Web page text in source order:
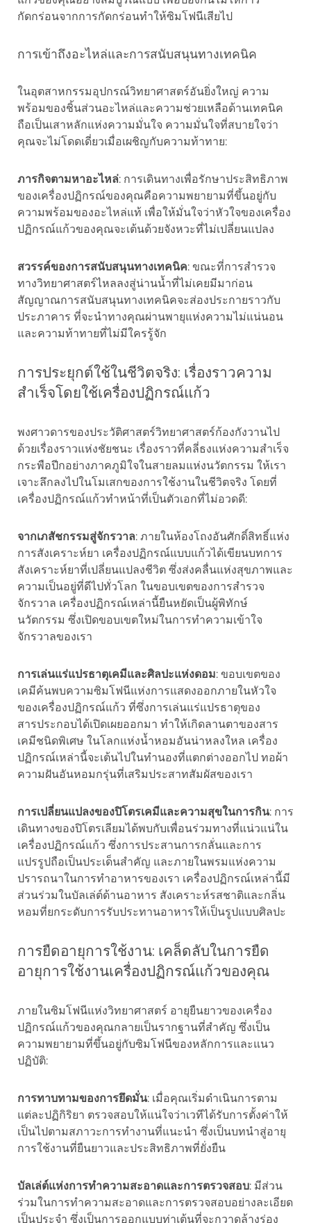
กัดกร่อนจากการกัดกร่อนทำให้ซิมโฟนีเสียไป
การเข้าถึงอะไหล่และการสนับสนุนทางเทคนิค
ในอุตสาหกรรมอุปกรณ์วิทยาศาสตร์อันยิ่งใหญ่ ความ
พร้อมของชิ้นส่วนอะไหล่และความช่วยเหลือด้านเทคนิค
ถือเป็นเสาหลักแห่งความมั่นใจ ความมั่นใจที่สบายใจว่า
คุณจะไม่โดดเดี่ยวเมื่อเผชิญกับความท้าทาย:
ภารกิจตามหาอะไหล่: การเดินทางเพื่อรักษาประสิทธิภาพ
ของเครื่องปฏิกรณ์ของคุณคือความพยายามที่ขึ้นอยู่กับ
ความพร้อมของอะไหล่แท้ เพื่อให้มั่นใจว่าหัวใจของเครื่อง
ปฏิกรณ์แก้วของคุณจะเต้นด้วยจังหวะที่ไม่เปลี่ยนแปลง
สวรรค์ของการสนับสนุนทางเทคนิค: ขณะที่การสำรวจ
ทางวิทยาศาสตร์ไหลลงสู่น่านน้ำที่ไม่เคยมีมาก่อน
สัญญาณการสนับสนุนทางเทคนิคจะส่องประกายราวกับ
ประภาคาร ที่จะนำทางคุณผ่านพายุแห่งความไม่แน่นอน
และความท้าทายที่ไม่มีใครรู้จัก
การประยุกต์ใช้ในชีวิตจริง: เรื่องราวความ
สำเร็จโดยใช้เครื่องปฏิกรณ์แก้ว
พงศาวดารของประวัติศาสตร์วิทยาศาสตร์ก้องกังวานไป
ด้วยเรื่องราวแห่งชัยชนะ เรื่องราวที่คลี่ธงแห่งความสำเร็จ
กระพือปีกอย่างภาคภูมิใจในสายลมแห่งนวัตกรรม ให้เรา
เจาะลึกลงไปในโมเสกของการใช้งานในชีวิตจริง โดยที่
เครื่องปฏิกรณ์แก้วทำหน้าที่เป็นตัวเอกที่ไม่อวดดี:
จากเภสัชกรรมสู่จักรวาล: ภายในห้องโถงอันศักดิ์สิทธิ์แห่ง
การสังเคราะห์ยา เครื่องปฏิกรณ์แบบแก้วได้เขียนบทการ
สังเคราะห์ยาที่เปลี่ยนแปลงชีวิต ซึ่งส่งคลื่นแห่งสุขภาพและ
ความเป็นอยู่ที่ดีไปทั่วโลก ในขอบเขตของการสำรวจ
จักรวาล เครื่องปฏิกรณ์เหล่านี้ยืนหยัดเป็นผู้พิทักษ์
นวัตกรรม ซึ่งเปิดขอบเขตใหม่ในการทำความเข้าใจ
จักรวาลของเรา
การเล่นแร่แปรธาตุเคมีและศิลปะแห่งดอม: ขอบเขตของ
เคมีค้นพบความซิมโฟนีแห่งการแสดงออกภายในหัวใจ
ของเครื่องปฏิกรณ์แก้ว ที่ซึ่งการเล่นแร่แปรธาตุของ
สารประกอบได้เปิดเผยออกมา ทำให้เกิดลานตาของสาร
เคมีชนิดพิเศษ ในโลกแห่งน้ำหอมอันน่าหลงใหล เครื่อง
ปฏิกรณ์เหล่านี้จะเต้นไปในทำนองที่แตกต่างออกไป ทอผ้า
ความฝันอันหอมกรุ่นที่เสริมประสาทสัมผัสของเรา
การเปลี่ยนแปลงของปิโตรเคมีและความสุขในการกิน: การ
เดินทางของปิโตรเลียมได้พบกับเพื่อนร่วมทางที่แน่วแน่ใน
เครื่องปฏิกรณ์แก้ว ซึ่งการประสานการกลั่นและการ
แปรรูปถือเป็นประเด็นสำคัญ และภายในพรมแห่งความ
ปรารถนาในการทำอาหารของเรา เครื่องปฏิกรณ์เหล่านี้มี
ส่วนร่วมในบัลเล่ต์ด้านอาหาร สังเคราะห์รสชาติและกลิ่น
หอมที่ยกระดับการรับประทานอาหารให้เป็นรูปแบบศิลปะ
การยืดอายุการใช้งาน: เคล็ดลับในการยืด
อายุการใช้งานเครื่องปฏิกรณ์แก้วของคุณ
ภายในซิมโฟนีแห่งวิทยาศาสตร์ อายุยืนยาวของเครื่อง
ปฏิกรณ์แก้วของคุณกลายเป็นรากฐานที่สำคัญ ซึ่งเป็น
ความพยายามที่ขึ้นอยู่กับซิมโฟนีของหลักการและแนว
ปฏิบัติ:
การทาบทามของการยึดมั่น: เมื่อคุณเริ่มดำเนินการตาม
แต่ละปฏิกิริยา ตรวจสอบให้แน่ใจว่าเวทีได้รับการตั้งค่าให้
เป็นไปตามสภาวะการทำงานที่แนะนำ ซึ่งเป็นบทนำสู่อายุ
การใช้งานที่ยืนยาวและประสิทธิภาพที่ยั่งยืน
บัลเล่ต์แห่งการทำความสะอาดและการตรวจสอบ: มีส่วน
ร่วมในการทำความสะอาดและการตรวจสอบอย่างละเอียด
เป็นประจำ ซึ่งเป็นการออกแบบท่าเต้นที่จะกวาดล้างร่อง